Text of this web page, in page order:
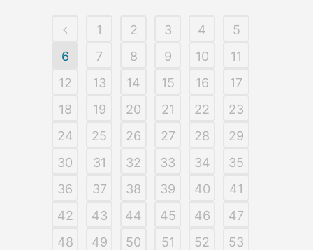
1 2 3 4
5
6
7 8 9 10
11
12
13 14 15 16
17
18
19 20 21 22
23
24
25 26 27 28
29
30
31 32 33 34
35
36
37 38 39 40
41
42
43 44 45 46
47
48
49 50 51 52
53